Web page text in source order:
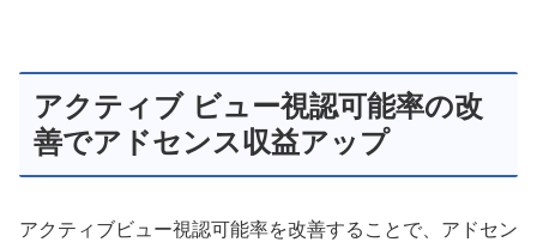
アクティブ ビュー視認可能率の改
善でアドセンス収益アップ
アクティブビュー視認可能率を改善することで、アドセン